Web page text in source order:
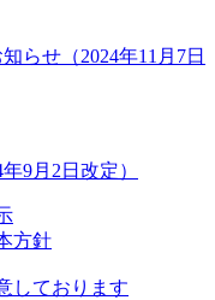
らせ（2024年11月7日
9月2日改定）
方針
しております